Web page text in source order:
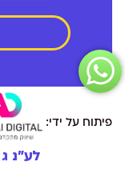
פיתוח על ידי:
לע״נ